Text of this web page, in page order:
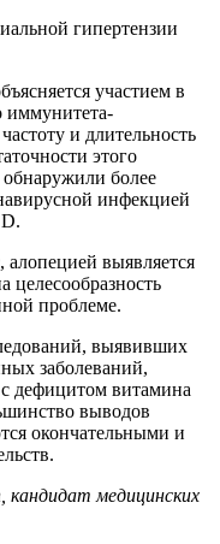
гипертензии
участием в
иммунитета-
и длительность
этого
более
инфекцией
выявляется
целесообразность
проблеме.
выявивших
заболеваний,
дефицитом витамина
выводов
окончательными и
медицинских